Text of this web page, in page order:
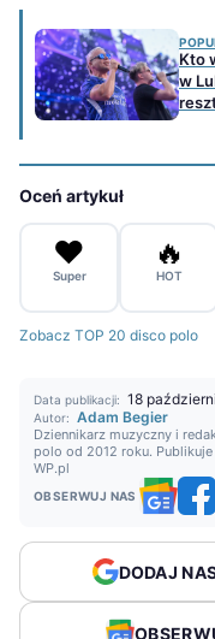
Kto
w
Oceń artykuł
❤️
Super
🔥
HOT
Zobacz TOP 20 disco polo
Data publikacji: 18
Autor: Adam Begier
Dziennikarz muzyczny i
polo od 2012 roku.
WP.pl
OBSERWUJ NAS
DODAJ